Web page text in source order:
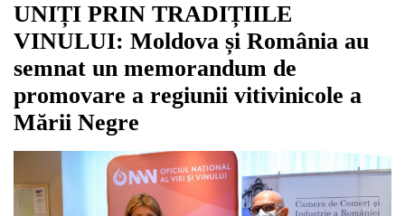
UNIȚI PRIN TRADIȚIILE
VINULUI: Moldova și România au
semnat un memorandum de
promovare a regiunii vitivinicole a
Mării Negre